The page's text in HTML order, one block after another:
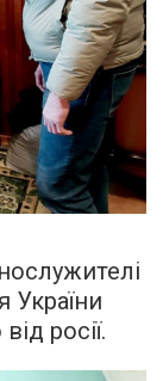
України
росії.